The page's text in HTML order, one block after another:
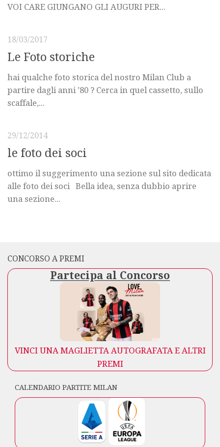
VOI CARE GIUNGANO GLI AUGURI PER...
18/03/2017
Le Foto storiche
hai qualche foto storica del nostro Milan Club a
partire dagli anni ’80 ? Cerca in quel cassetto, sullo
scaffale,...
29/12/2014
le foto dei soci
ottimo il suggerimento una sezione sul sito dedicata
alle foto dei soci Bella idea, senza dubbio aprire
una sezione...
CONCORSO A PREMI
Partecipa al Concorso
VINCI UNA MAGLIETTA AUTOGRAFATA E ALTRI
PREMI
CALENDARIO PARTITE MILAN